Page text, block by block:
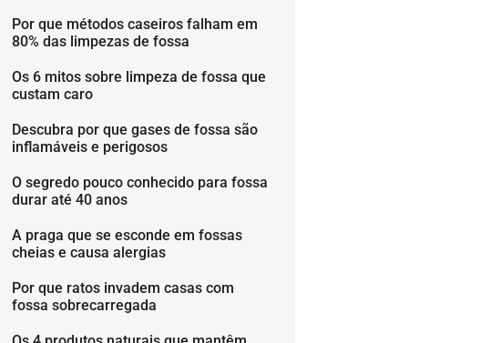
Por que métodos caseiros falham em
80% das limpezas de fossa
Os 6 mitos sobre limpeza de fossa que
custam caro
Descubra por que gases de fossa são
inflamáveis e perigosos
O segredo pouco conhecido para fossa
durar até 40 anos
A praga que se esconde em fossas
cheias e causa alergias
Por que ratos invadem casas com
fossa sobrecarregada